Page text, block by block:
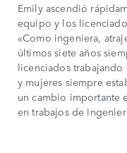
Emily ascendió
equipo y los
«Como ingeniera,
últimos siete años
licenciados
y mujeres siempre
un cambio importante
en trabajos de